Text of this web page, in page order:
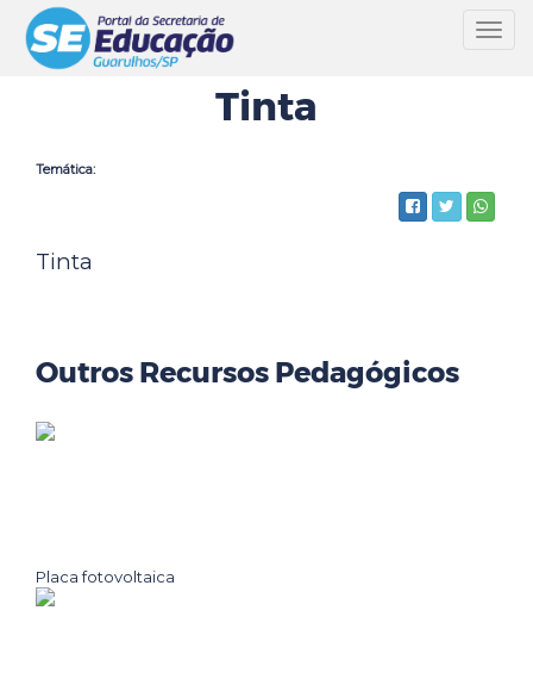
Tinta
Temática:
Tinta
Outros Recursos Pedagógicos
Placa fotovoltaica